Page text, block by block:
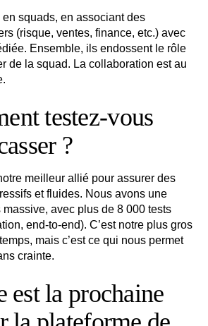
squads, en associant des
(risque, ventes, finance, etc.) avec
Ensemble, ils endossent le rôle
de la squad. La collaboration est au
testez-vous
?
meilleur allié pour assurer des
et fluides. Nous avons une
avec plus de 8 000 tests
end-to-end). C’est notre plus gros
mais c’est ce qui nous permet
crainte.
est la prochaine